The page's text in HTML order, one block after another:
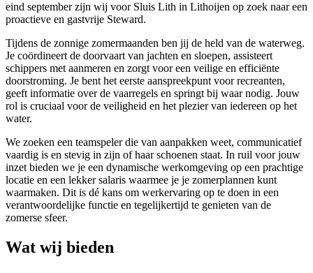
eind september zijn wij voor Sluis Lith in Lithoijen op zoek naar een
proactieve en gastvrije Steward.
Tijdens de zonnige zomermaanden ben jij de held van de waterweg.
Je coördineert de doorvaart van jachten en sloepen, assisteert
schippers met aanmeren en zorgt voor een veilige en efficiënte
doorstroming. Je bent het eerste aanspreekpunt voor recreanten,
geeft informatie over de vaarregels en springt bij waar nodig. Jouw
rol is cruciaal voor de veiligheid en het plezier van iedereen op het
water.
We zoeken een teamspeler die van aanpakken weet, communicatief
vaardig is en stevig in zijn of haar schoenen staat. In ruil voor jouw
inzet bieden we je een dynamische werkomgeving op een prachtige
locatie en een lekker salaris waarmee je je zomerplannen kunt
waarmaken. Dit is dé kans om werkervaring op te doen in een
verantwoordelijke functie en tegelijkertijd te genieten van de
zomerse sfeer.
Wat wij bieden